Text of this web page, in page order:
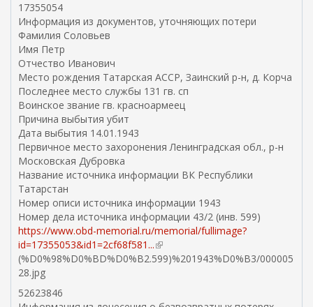
н
с
с
ы
л
)
17355054
Информация из документов, уточняющих потери
Фамилия Соловьев
Имя Петр
Отчество Иванович
Место рождения Татарская АССР, Заинский р-н, д. Корча
Последнее место службы 131 гв. сп
Воинское звание гв. красноармеец
Причина выбытия убит
Дата выбытия 14.01.1943
Первичное место захоронения Ленинградская обл., р-н
Московская Дубровка
Название источника информации ВК Республики
Татарстан
Номер описи источника информации 1943
Номер дела источника информации 43/2 (инв. 599)
https://www.obd-memorial.ru/memorial/fullimage?
id=17355053&id1=2cf68f581...(
в
ш
(%D0%98%D0%BD%D0%B2.599)%201943%D0%B3/000005
28.jpg
52623846